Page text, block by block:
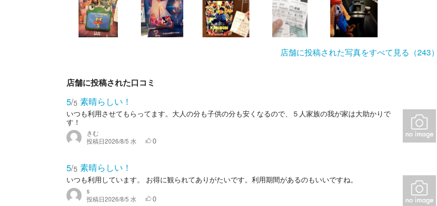
店舗に投稿された写真をすべて見る（243）
店舗に投稿された口コミ
5/5 素晴らしい！
いつも利用させてもらってます。大人の分も子供の分も安くなるので、５人家族の我が家は大助かりで
す！
きむ
投稿日2026/8/5 水 0
5/5 素晴らしい！
いつも利用しています。 お得に観られてありがたいです。利用期間があるのもいいですね。
s
投稿日2026/8/5 水 0